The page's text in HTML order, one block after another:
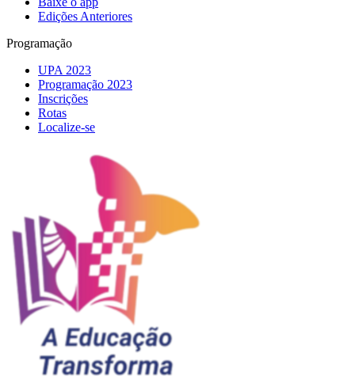
Edições Anteriores
Programação
UPA 2023
Programação 2023
Inscrições
Rotas
Localize-se